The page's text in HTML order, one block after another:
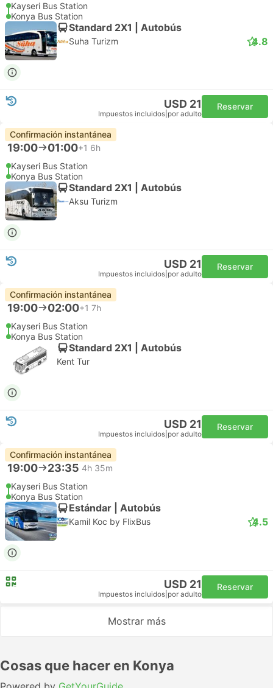
Kayseri Bus Station
Konya Bus Station
Standard 2X1 | Autobús
Suha Turizm 4.8
USD 21
Impuestos incluidos por adulto
Reservar
Confirmación instantánea
19:00 01:00+1 6h
Kayseri Bus Station
Konya Bus Station
Standard 2X1 | Autobús
Aksu Turizm
USD 21
Impuestos incluidos por adulto
Reservar
Confirmación instantánea
19:00 02:00+1 7h
Kayseri Bus Station
Konya Bus Station
Standard 2X1 | Autobús
Kent Tur
USD 21
Impuestos incluidos por adulto
Reservar
Confirmación instantánea
19:00 23:35 4h 35m
Kayseri Bus Station
Konya Bus Station
Estándar | Autobús
Kamil Koc by FlixBus 4.5
USD 21
Impuestos incluidos por adulto
Reservar
Mostrar más
Cosas que hacer en Konya